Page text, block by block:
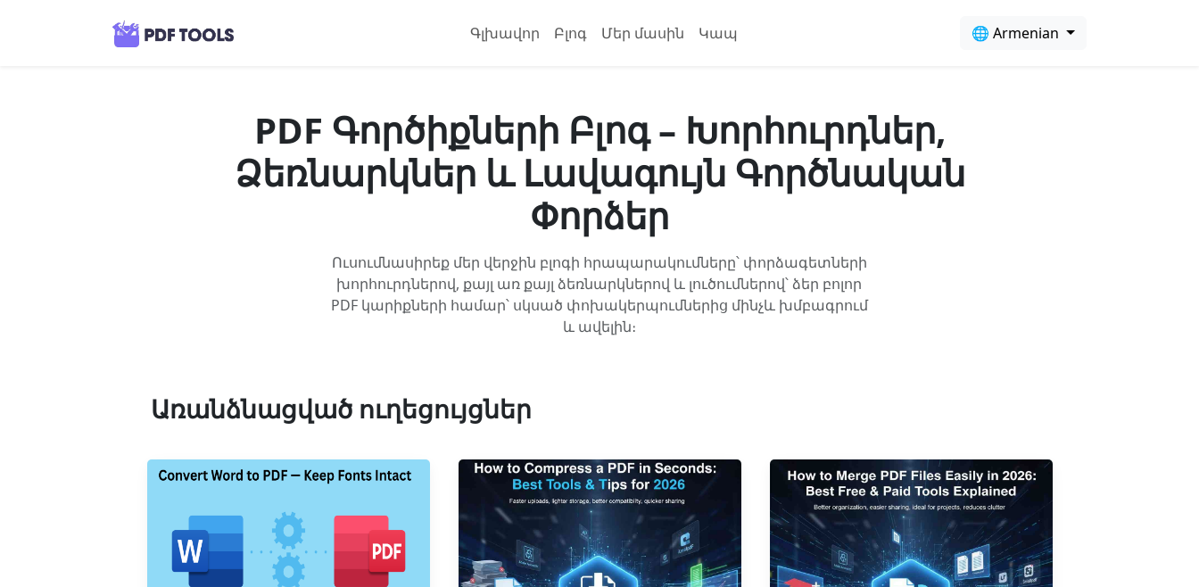
Գլխավոր Բլոգ Մեր մասին Կապ 🌐 Armenian
PDF Գործիքների Բլոգ – Խորհուրդներ,
Ձեռնարկներ և Լավագույն Գործնական
Փորձեր
Ուսումնասիրեք մեր վերջին բլոգի հրապարակումները՝ փորձագետների
խորհուրդներով, քայլ առ քայլ ձեռնարկներով և լուծումներով՝ ձեր բոլոր
PDF կարիքների համար՝ սկսած փոխակերպումներից մինչև խմբագրում
և ավելին։
Առանձնացված ուղեցույցներ